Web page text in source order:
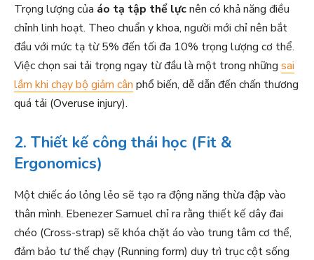
Trọng lượng của áo tạ tập thể lựcnên có khả năng điều
chỉnh linh hoạt. Theo chuẩn y khoa, người mới chỉ nên bắt
đầu với mức tạ từ 5% đến tối đa 10% trọng lượng cơ thể.
Việc chọn sai tải trọng ngay từ đầu là một trong những sai
lầm khi chạy bộ giảm cân phổ biến, dễ dẫn đến chấn thương
quá tải (Overuse injury).
2. Thiết kế công thái học (Fit &
Ergonomics)
Một chiếc áo lỏng lẻo sẽ tạo ra động năng thừa đập vào
thân mình. Ebenezer Samuel chỉ ra rằng thiết kế dây đai
chéo (Cross-strap) sẽ khóa chặt áo vào trung tâm cơ thể,
đảm bảo tư thế chạy (Running form) duy trì trục cột sống